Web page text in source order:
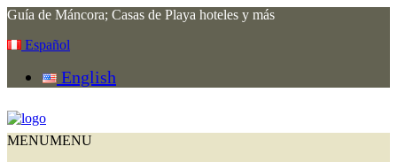
Guía de Máncora; Casas de Playa hoteles y más
Español
English
MENUMENU